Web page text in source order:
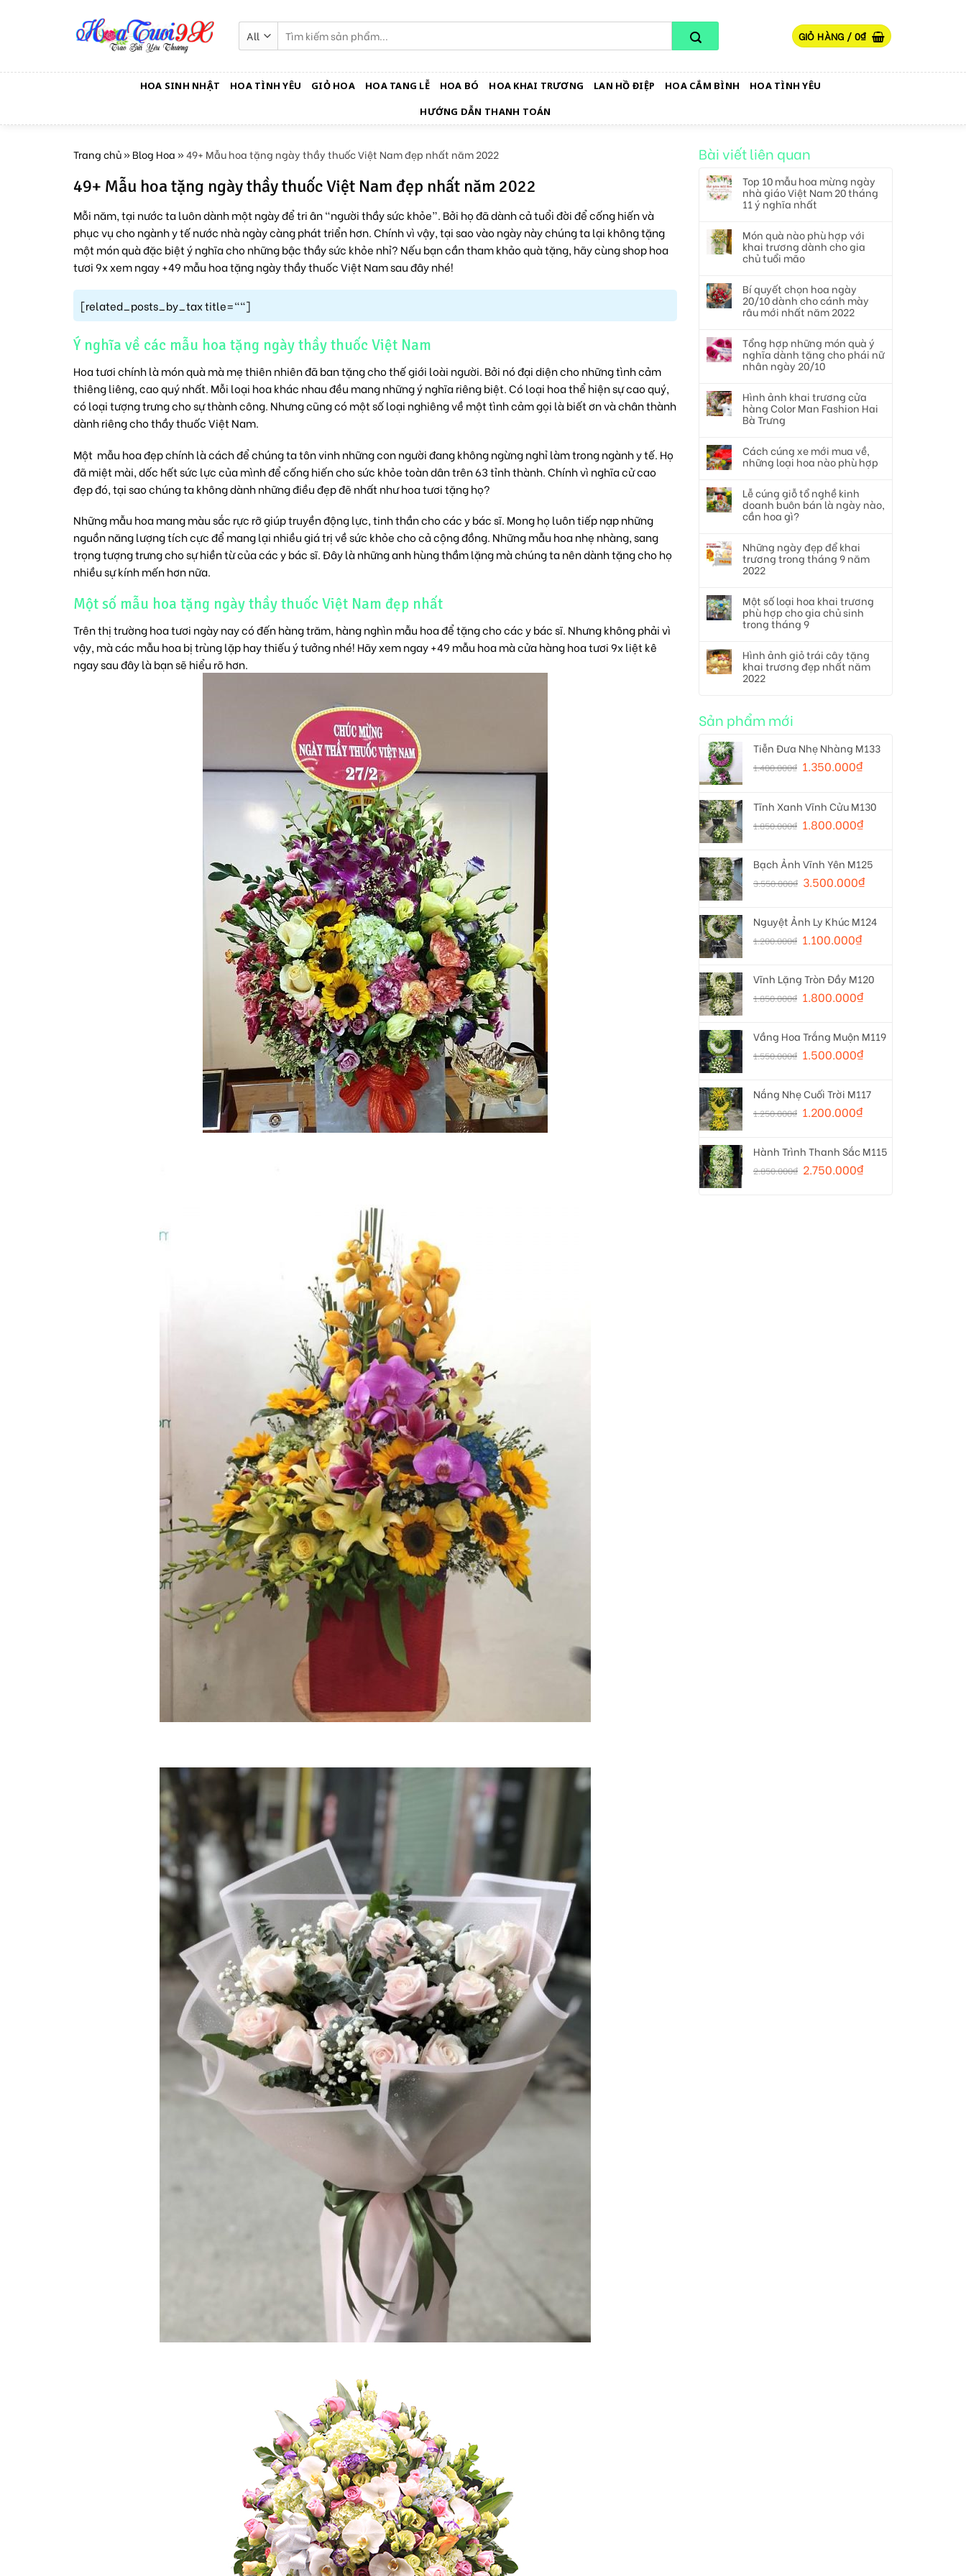
kiếm:
GIỎ HÀNG / 0₫
HOA SINH NHẬT HOA TÌNH YÊU GIỎ HOA HOA TANG LỄ HOA BÓ HOA KHAI TRƯƠNG LAN HỒ ĐIỆP HOA CẮM BÌNH
HOA TÌNH YÊU
HƯỚNG DẪN THANH TOÁN
Trang chủ»Blog Hoa»49+ Mẫu hoa tặng ngày thầy thuốc Việt Nam đẹp nhất năm 2022
49+ Mẫu hoa tặng ngày thầy thuốc Việt Nam đẹp nhất năm 2022
Mỗi năm, tại nước ta luôn dành một ngày để tri ân “người thầy sức khỏe”. Bởi họ đã dành cả tuổi đời để cống hiến và
phục vụ cho ngành y tế nước nhà ngày càng phát triển hơn. Chính vì vậy, tại sao vào ngày này chúng ta lại không tặng
một món quà đặc biệt ý nghĩa cho những bậc thầy sức khỏe nhỉ? Nếu bạn cần tham khảo quà tặng, hãy cùng shop hoa
tươi 9x xem ngay +49 mẫu hoa tặng ngày thầy thuốc Việt Nam sau đây nhé!
[related_posts_by_tax title=""]
Ý nghĩa về các mẫu hoa tặng ngày thầy thuốc Việt Nam
Hoa tươi chính là món quà mà mẹ thiên nhiên đã ban tặng cho thế giới loài người. Bởi nó đại diện cho những tình cảm
thiêng liêng, cao quý nhất. Mỗi loại hoa khác nhau đều mang những ý nghĩa riêng biệt. Có loại hoa thể hiện sự cao quý,
có loại tượng trưng cho sự thành công. Nhưng cũng có một số loại nghiêng về một tình cảm gọi là biết ơn và chân thành
dành riêng cho thầy thuốc Việt Nam.
Một mẫu hoa đẹp chính là cách để chúng ta tôn vinh những con người đang không ngừng nghỉ làm trong ngành y tế. Họ
đã miệt mài, dốc hết sức lực của mình để cống hiến cho sức khỏe toàn dân trên 63 tỉnh thành. Chính vì nghĩa cử cao
đẹp đó, tại sao chúng ta không dành những điều đẹp đẽ nhất như hoa tươi tặng họ?
Những mẫu hoa mang màu sắc rực rỡ giúp truyền động lực, tinh thần cho các y bác sĩ. Mong họ luôn tiếp nạp những
nguồn năng lượng tích cực để mang lại nhiều giá trị về sức khỏe cho cả cộng đồng. Những mẫu hoa nhẹ nhàng, sang
trọng tượng trưng cho sự hiền từ của các y bác sĩ. Đây là những anh hùng thầm lặng mà chúng ta nên dành tặng cho họ
nhiều sự kính mến hơn nữa.
Một số mẫu hoa tặng ngày thầy thuốc Việt Nam đẹp nhất
Trên thị trường hoa tươi ngày nay có đến hàng trăm, hàng nghìn mẫu hoa để tặng cho các y bác sĩ. Nhưng không phải vì
vậy, mà các mẫu hoa bị trùng lặp hay thiếu ý tưởng nhé! Hãy xem ngay +49 mẫu hoa màcửa hàng hoa tươi 9xliệt kê
ngay sau đây là bạn sẽ hiểu rõ hơn.
Bài viết liên quan
Top 10 mẫu hoa mừng ngày
nhà giáo Việt Nam 20 tháng
11 ý nghĩa nhất
Món quà nào phù hợp với
khai trương dành cho gia
chủ tuổi mão
Bí quyết chọn hoa ngày
20/10 dành cho cánh mày
râu mới nhất năm 2022
Tổng hợp những món quà ý
nghĩa dành tặng cho phái nữ
nhân ngày 20/10
Hình ảnh khai trương cửa
hàng Color Man Fashion Hai
Bà Trưng
Cách cúng xe mới mua về,
những loại hoa nào phù hợp
Lễ cúng giỗ tổ nghề kinh
doanh buôn bán là ngày nào,
cần hoa gì?
Những ngày đẹp để khai
trương trong tháng 9 năm
2022
Một số loại hoa khai trương
phù hợp cho gia chủ sinh
trong tháng 9
Hình ảnh giỏ trái cây tặng
khai trương đẹp nhất năm
2022
Sản phẩm mới
Tiễn Đưa Nhẹ Nhàng M133
1.400.000₫ 1.350.000₫
Tĩnh Xanh Vĩnh Cửu M130
1.850.000₫ 1.800.000₫
Bạch Ảnh Vĩnh Yên M125
3.550.000₫ 3.500.000₫
Nguyệt Ảnh Ly Khúc M124
1.200.000₫ 1.100.000₫
Vĩnh Lặng Tròn Đầy M120
1.850.000₫ 1.800.000₫
Vầng Hoa Trắng Muộn M119
1.550.000₫ 1.500.000₫
Nắng Nhẹ Cuối Trời M117
1.250.000₫ 1.200.000₫
Hành Trình Thanh Sắc M115
2.850.000₫ 2.750.000₫